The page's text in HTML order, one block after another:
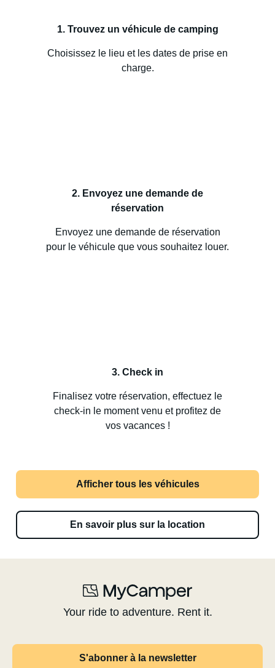
1. Trouvez un véhicule de camping
Choisissez le lieu et les dates de prise en
charge.
2. Envoyez une demande de
réservation
Envoyez une demande de réservation
pour le véhicule que vous souhaitez louer.
3. Check in
Finalisez votre réservation, effectuez le
check-in le moment venu et profitez de
vos vacances !
Afficher tous les véhicules
En savoir plus sur la location
Your ride to adventure. Rent it.
S'abonner à la newsletter